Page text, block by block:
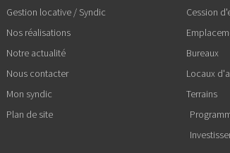
Gestion locative / Syndic
Nos réalisations
Notre actualité
Nous contacter
Mon syndic
Plan de site
Cession
Bureaux
Locaux
Terrains